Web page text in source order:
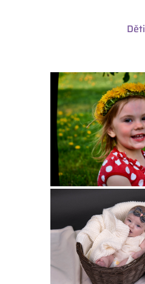
Děti